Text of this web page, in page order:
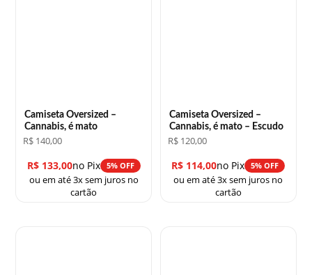
Camiseta Oversized –
Cannabis, é mato
R$ 140,00
R$133,00no Pix 5% OFF
ou em até 3x sem juros no
cartão
Camiseta Oversized –
Cannabis, é mato – Escudo
R$ 120,00
R$ 114,00no Pix 5% OFF
ou em até 3x sem juros no
cartão